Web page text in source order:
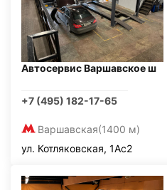
Автосервис Варшавское ш
+7 (495) 182-17-65
Варшавская(1400 м)
ул. Котляковская, 1Ас2